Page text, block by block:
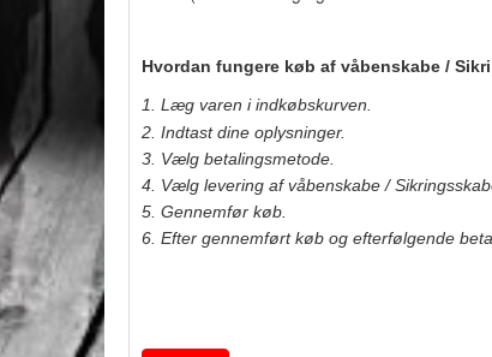
Hvordan fungere køb af våbenskabe /
1. Læg varen i indkøbskurven.
2. Indtast dine oplysninger.
3. Vælg betalingsmetode.
4. Vælg levering af våbenskabe /
5. Gennemfør køb.
6. Efter gennemført køb og efterfølgende